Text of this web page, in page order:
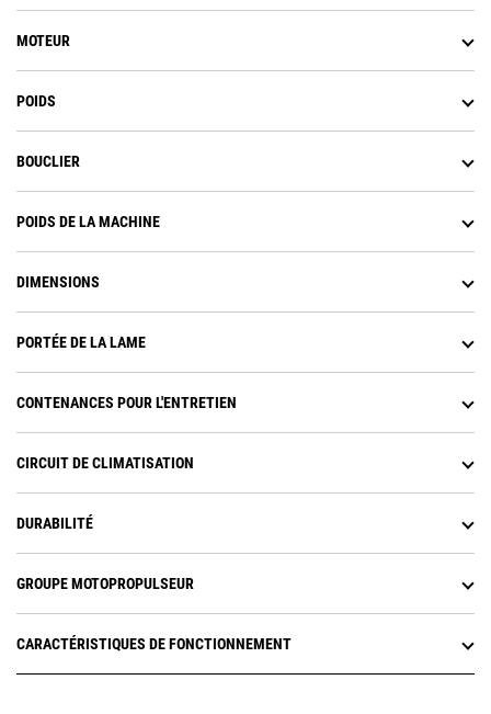
MOTEUR
POIDS
BOUCLIER
POIDS DE LA MACHINE
DIMENSIONS
PORTÉE DE LA LAME
CONTENANCES POUR L'ENTRETIEN
CIRCUIT DE CLIMATISATION
DURABILITÉ
GROUPE MOTOPROPULSEUR
CARACTÉRISTIQUES DE FONCTIONNEMENT